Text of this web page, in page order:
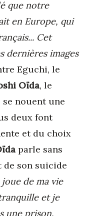
que notre
en Europe, qui
Cet
dernières images
Eguchi, le
Oïda, le
nouent une
deux font
et du choix
parle sans
de son suicide
de ma vie
et je
une prison.